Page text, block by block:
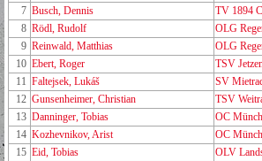
7 Busch, Dennis
TV 1894
8 Rödl, Rudolf
OLG
9 Reinwald, Matthias
OLG
10 Ebert, Roger
TSV
11 Faltejsek, Lukáš
SV
12 Gunsenheimer, Christian
TSV
13 Danninger, Tobias
OC
14 Kozhevnikov, Arist
OC
15 Eid, Tobias
OLV